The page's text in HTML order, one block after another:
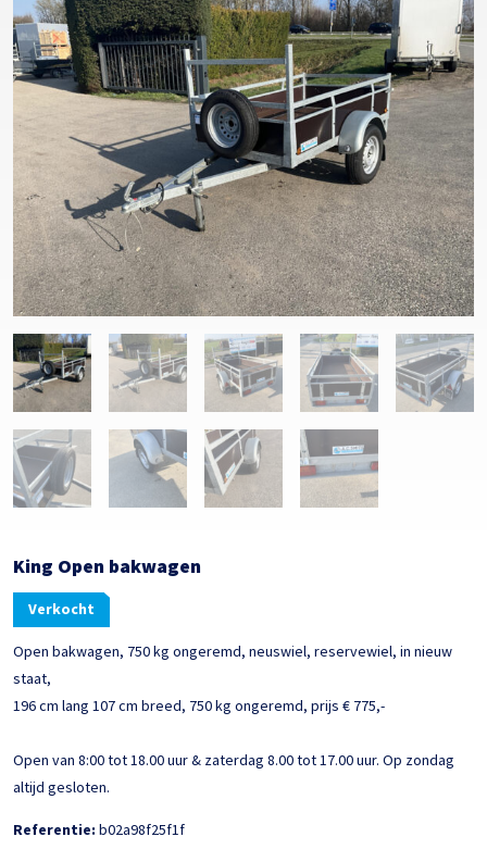
King Open bakwagen
Verkocht
Open bakwagen, 750 kg ongeremd, neuswiel, reservewiel, in nieuw
staat,
196 cm lang 107 cm breed, 750 kg ongeremd, prijs € 775,-
Open van 8:00 tot 18.00 uur & zaterdag 8.00 tot 17.00 uur. Op zondag
altijd gesloten.
Referentie: b02a98f25f1f